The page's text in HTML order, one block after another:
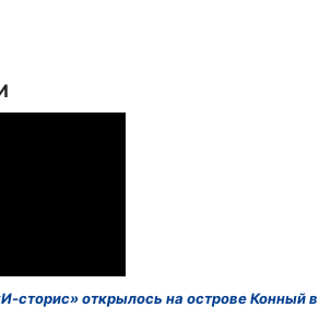
сторис» открылось на острове Конный в